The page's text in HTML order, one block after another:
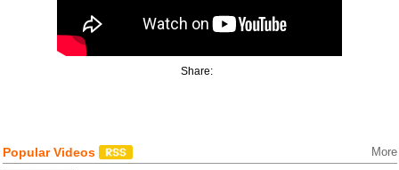
Share:
Popular Videos More